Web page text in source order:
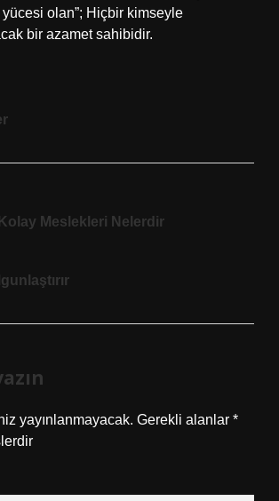
yücesi olan”; Hiçbir kimseyle
bir azamet sahibidir.
Meslekleri Nelerdir
yayınlanmayacak. Gerekli alanlar *